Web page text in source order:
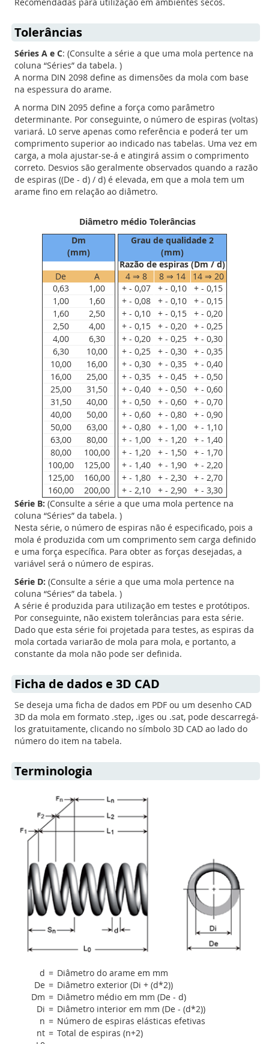
Recomendadas para utilização em ambientes secos.
Tolerâncias
Séries A e C: (Consulte a série a que uma mola pertence na
coluna “Séries” da tabela. )
A norma DIN 2098 define as dimensões da mola com base
na espessura do arame.
A norma DIN 2095 define a força como parâmetro
determinante. Por conseguinte, o número de espiras (voltas)
variará. L0 serve apenas como referência e poderá ter um
comprimento superior ao indicado nas tabelas. Uma vez em
carga, a mola ajustar-se-á e atingirá assim o comprimento
correto. Desvios são geralmente observados quando a razão
de espiras ((De - d) / d) é elevada, em que a mola tem um
arame fino em relação ao diâmetro.
Diâmetro médio Tolerâncias
Dm
(mm)
De
A
0,63
1,00
1,00
1,60
1,60
2,50
2,50
4,00
4,00
6,30
6,30
10,00
10,00
16,00
16,00
25,00
25,00
31,50
31,50
40,00
40,00
50,00
50,00
63,00
63,00
80,00
80,00
100,00
100,00
125,00
125,00
160,00
160,00
200,00
Grau de qualidade 2
(mm)
Razão de espiras (Dm / d)
4 ⇒ 8
8 ⇒ 14
14 ⇒ 20
+ - 0,07
+ - 0,10
+ - 0,15
+ - 0,08
+ - 0,10
+ - 0,15
+ - 0,10
+ - 0,15
+ - 0,20
+ - 0,15
+ - 0,20
+ - 0,25
+ - 0,20
+ - 0,25
+ - 0,30
+ - 0,25
+ - 0,30
+ - 0,35
+ - 0,30
+ - 0,35
+ - 0,40
+ - 0,35
+ - 0,45
+ - 0,50
+ - 0,40
+ - 0,50
+ - 0,60
+ - 0,50
+ - 0,60
+ - 0,70
+ - 0,60
+ - 0,80
+ - 0,90
+ - 0,80
+ - 1,00
+ - 1,10
+ - 1,00
+ - 1,20
+ - 1,40
+ - 1,20
+ - 1,50
+ - 1,70
+ - 1,40
+ - 1,90
+ - 2,20
+ - 1,80
+ - 2,30
+ - 2,70
+ - 2,10
+ - 2,90
+ - 3,30
Série B: (Consulte a série a que uma mola pertence na
coluna “Séries” da tabela. )
Nesta série, o número de espiras não é especificado, pois a
mola é produzida com um comprimento sem carga definido
e uma força específica. Para obter as forças desejadas, a
variável será o número de espiras.
Série D: (Consulte a série a que uma mola pertence na
coluna “Séries” da tabela. )
A série é produzida para utilização em testes e protótipos.
Por conseguinte, não existem tolerâncias para esta série.
Dado que esta série foi projetada para testes, as espiras da
mola cortada variarão de mola para mola, e portanto, a
constante da mola não pode ser definida.
Ficha de dados e 3D CAD
Se deseja uma ficha de dados em PDF ou um desenho CAD
3D da mola em formato .step, .iges ou .sat, pode descarregá-
los gratuitamente, clicando no símbolo 3D CAD ao lado do
número do item na tabela.
Terminologia
d = Diâmetro do arame em mm
De = Diâmetro exterior (Di + (d*2))
Dm = Diâmetro médio em mm (De - d)
Di = Diâmetro interior em mm (De - (d*2))
n = Número de espiras elásticas efetivas
nt = Total de espiras (n+2)